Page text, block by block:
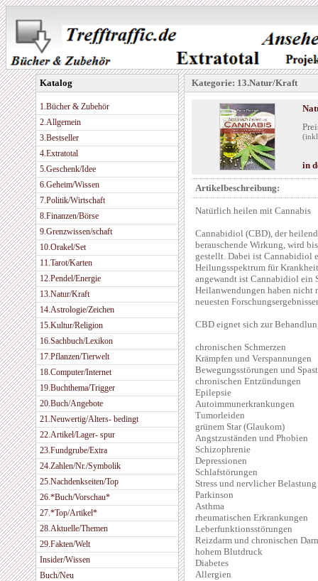
Katalog
1.Bücher & Zubehör
2.Allgemein
3.Bestseller
4.Extratotal
5.Geschenk/Idee
6.Geheim/Wissen
7.Politik/Wirtschaft
8.Finanzen/Börse
9.Grenzwissen/schaft
10.Orakel/Set
11.Tarot/Karten
12.Pendel/Energie
13.Natur/Kraft
14.Astrologie/Zeichen
15.Kultur/Religion
16.Sachbuch/Lexikon
17.Pflanzen/Tierwelt
18.Computer/Internet
19.Buchthema/Trigger
20.Buch/Angebote
21.Neuwertig/Alters- bedingt
22.Artikel/Lager- spur
23.Fundgrube/Extra
24.Zahlen/Nr./Symbolik
25.Nachdenkseiten/Top
26.*Buch/Vorschau*
27.*Top/Artikel*
28.Aktuelle/Themen
29.Fakten/Welt
Insider/Wissen
Buch/Neu
Kategorie: 13.Natur/Kraft
in
Artikelbeschreibung:
Natürlich heilen mit Cannabis
Cannabidiol (CBD), der
berauschende Wirkung, wird
gestellt. Dabei ist Cannabidiol
Heilungsspektrum für
angewandt ist Cannabidiol ein
Heilanwendungen haben nicht
neuesten
CBD eignet sich zur
chronischen Schmerzen
Krämpfen und Verspannungen
Bewegungsstörungen und
chronischen Entzündungen
Epilepsie
Autoimmunerkrankungen
Tumorleiden
grünem Star (Glaukom)
Angstzuständen und Phobien
Schizophrenie
Depressionen
Schlafstörungen
Stress und nervlicher Belastung
Parkinson
Asthma
rheumatischen Erkrankungen
Leberfunktionsstörungen
Reizdarm und chronischen
hohem Blutdruck
Diabetes
Allergien